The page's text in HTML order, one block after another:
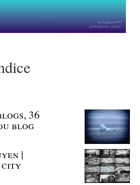
36
blog
|
city